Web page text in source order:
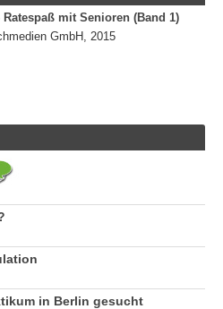
mit Senioren (Band 1)
GmbH, 2015
in Berlin gesucht